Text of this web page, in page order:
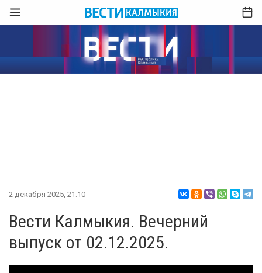
2 декабря 2025, 21:10
Вести Калмыкия. Вечерний
выпуск от 02.12.2025.